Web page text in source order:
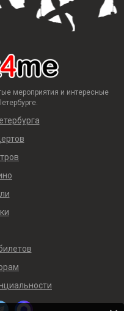
мероприятия и интересные